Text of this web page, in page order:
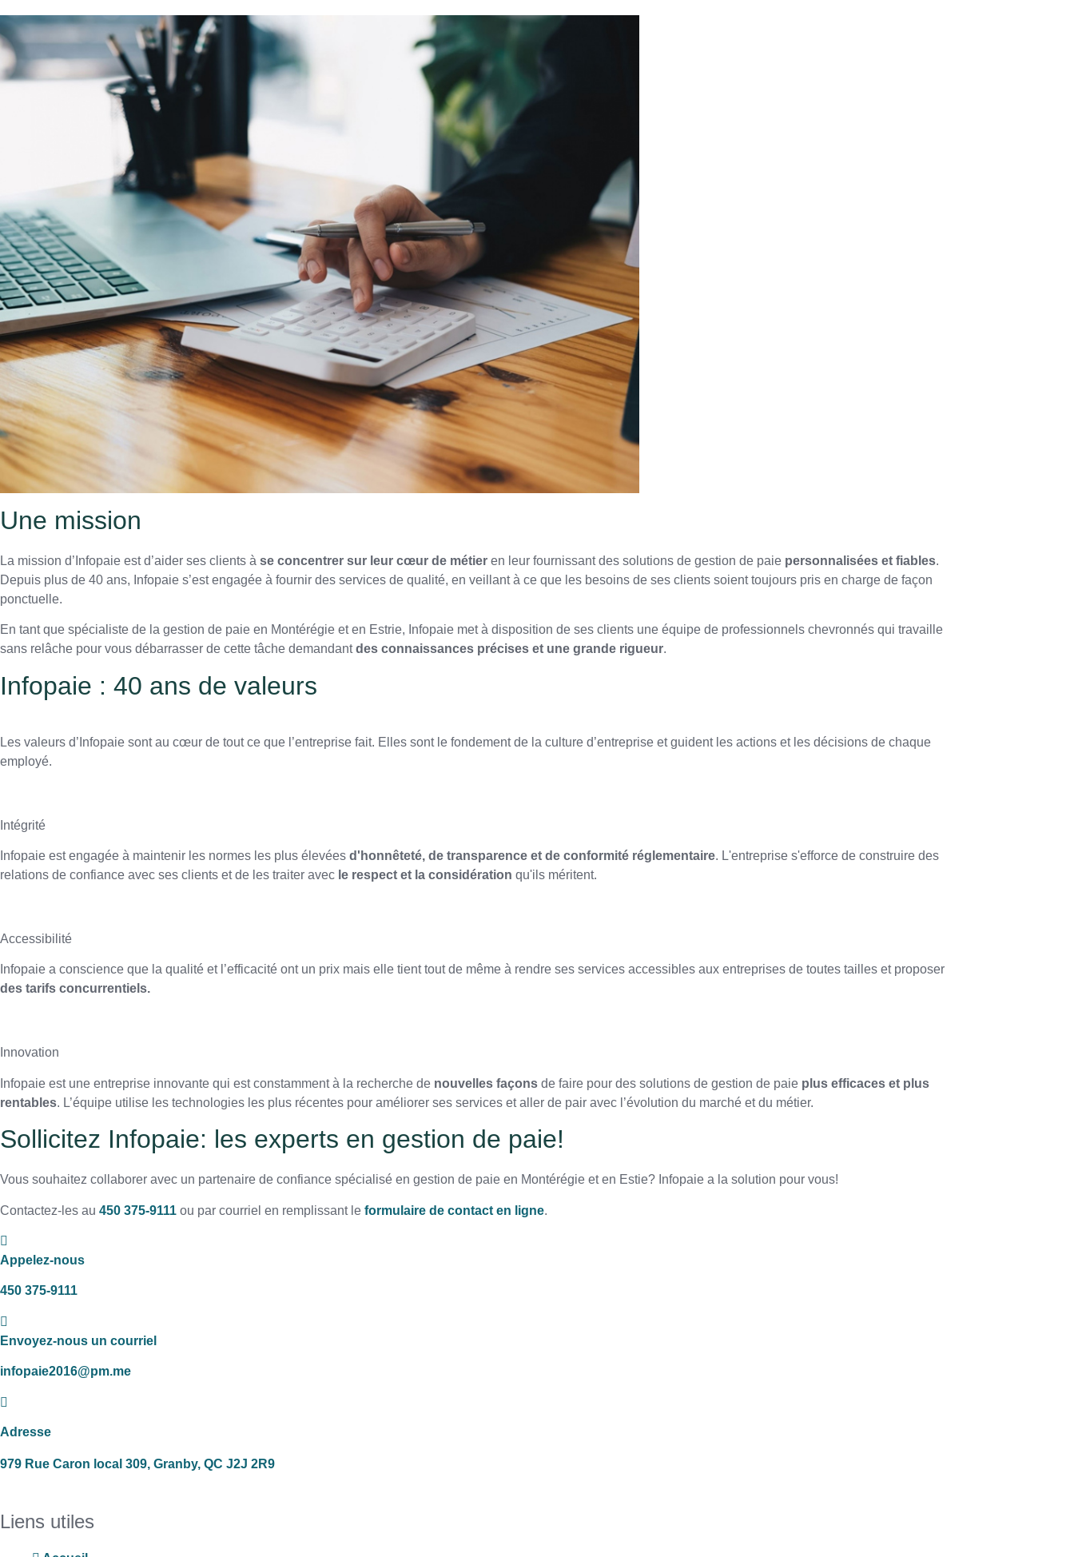
Une mission
La mission d’Infopaie est d’aider ses clients à se concentrer sur leur cœur de métier en leur fournissant des solutions de gestion de paie personnalisées et fiables.
Depuis plus de 40 ans, Infopaie s’est engagée à fournir des services de qualité, en veillant à ce que les besoins de ses clients soient toujours pris en charge de façon
ponctuelle.
En tant que spécialiste de la gestion de paie en Montérégie et en Estrie, Infopaie met à disposition de ses clients une équipe de professionnels chevronnés qui travaille
sans relâche pour vous débarrasser de cette tâche demandantdes connaissances précises et une grande rigueur.
Infopaie : 40 ans de valeurs
Les valeurs d’Infopaie sont au cœur de tout ce que l’entreprise fait. Elles sont le fondement de la culture d’entreprise et guident les actions et les décisions de chaque
employé.
Intégrité
Infopaie est engagée à maintenir les normes les plus élevées d'honnêteté, de transparence et de conformité réglementaire. L'entreprise s'efforce de construire des
relations de confiance avec ses clients et de les traiter avec le respect et la considération qu'ils méritent.
Accessibilité
Infopaie a conscience que la qualité et l’efficacité ont un prix mais elle tient tout de même à rendre ses services accessibles aux entreprises de toutes tailles et proposer
des tarifs concurrentiels.
Innovation
Infopaie est une entreprise innovante qui est constamment à la recherche de nouvelles façons de faire pour des solutions de gestion de paie plus efficaces et plus
rentables. L’équipe utilise les technologies les plus récentes pour améliorer ses services et aller de pair avec l’évolution du marché et du métier.
Sollicitez Infopaie: les experts en gestion de paie!
Vous souhaitez collaborer avec un partenaire de confiance spécialisé en gestion de paie en Montérégie et en Estie? Infopaie a la solution pour vous!
Contactez-les au 450 375-9111 ou par courriel en remplissant le formulaire de contact en ligne.
Appelez-nous
450 375-9111
Envoyez-nous un courriel
infopaie2016@pm.me
Adresse
979 Rue Caron local 309, Granby, QC J2J 2R9
Liens utiles